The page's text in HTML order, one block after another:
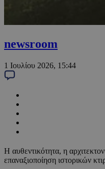
newsroom
1 Ιουλίου 2026, 15:44
Η αυθεντικότητα, η
επαναξιοποίηση ιστορικών